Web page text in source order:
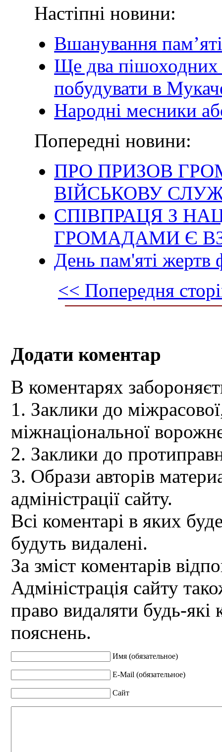
Настіпні новини:
Вшанування
Ще два
побудувати в
Народні месники
Попередні новини:
ПРО ПРИЗОВ
ВІЙСЬКОВУ
СПІВПРАЦЯ З
ГРОМАДАМИ Є
День пам'яті
<< Попередня
Додати коментар
В коментарях
1. Заклики до
міжнаціональної
2. Заклики до
3. Образи авторів
адміністрації сайту.
Всі коментарі в яких
будуть видалені.
За зміст коментарів
Адміністрація сайту
право видаляти будь-які
пояснень.
Имя (обязательное)
E-Mail (обязательное)
Сайт